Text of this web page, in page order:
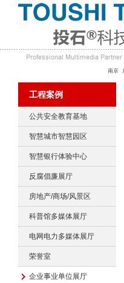
工程案例
公共安全教育基地
智慧城市智慧园区
智慧银行体验中心
反腐倡廉展厅
房地产/商场/风景区
科普馆多媒体展厅
电网电力多媒体展厅
荣誉室
企业事业单位展厅